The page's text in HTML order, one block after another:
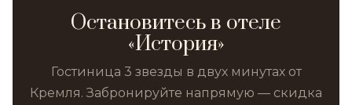
Остановитесь в отеле
«История»
Гостиница 3 звезды в двух минутах от
Кремля. Забронируйте напрямую — скидка